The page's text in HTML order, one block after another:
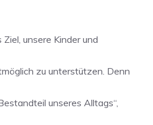
unsere Kinder und
zu unterstützen. Denn
unseres Alltags“,